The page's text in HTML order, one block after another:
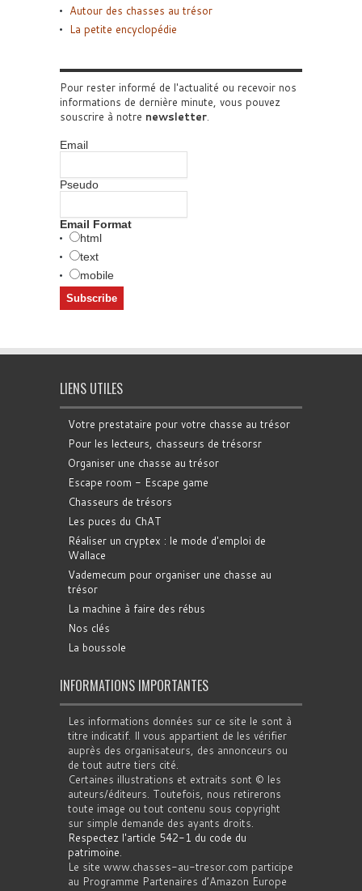
Autour des chasses au trésor
La petite encyclopédie
Pour rester informé de l'actualité ou recevoir nos
informations de dernière minute, vous pouvez
souscrire à notre newsletter
Email
Pseudo
Email Format
html
text
mobile
LIENS UTILES
Votre prestataire pour votre chasse au trésor
Pour les lecteurs, chasseurs de trésorsr
Organiser une chasse au trésor
Escape room - Escape game
Chasseurs de trésors
Les puces du ChAT
Réaliser un cryptex : le mode d'emploi de
Wallace
Vademecum pour organiser une chasse au
trésor
La machine à faire des rébus
Nos clés
La boussole
INFORMATIONS IMPORTANTES
Les informations données sur ce site le sont à
titre indicatif. Il vous appartient de les vérifier
auprès des organisateurs, des annonceurs ou
de tout autre tiers cité.
Certaines illustrations et extraits sont © les
auteurs/éditeurs. Toutefois, nous retirerons
toute image ou tout contenu sous copyright
sur simple demande des ayants droits.
Respectez l'article 542-1 du code du
patrimoine
Le site www.chasses-au-tresor.com participe
au Programme Partenaires d’Amazon Europe